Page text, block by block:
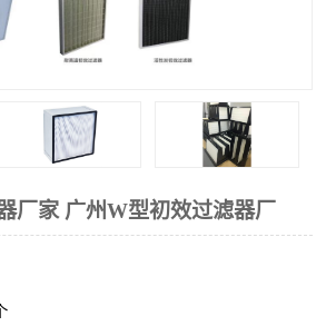
厂家 广州W型初效过滤器厂
过滤器